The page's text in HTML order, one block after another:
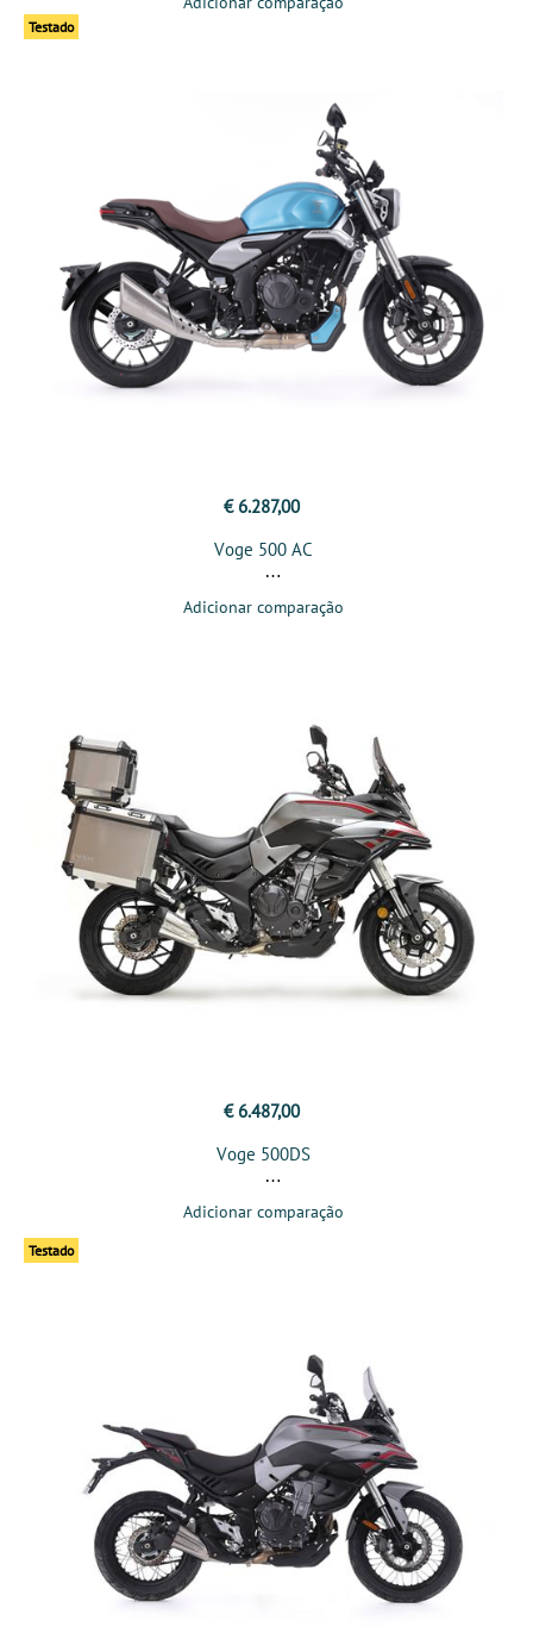
Testado
€ 6.287,00
Voge 500 AC
Adicionar comparação
€ 6.487,00
Voge 500DS
Adicionar comparação
Testado